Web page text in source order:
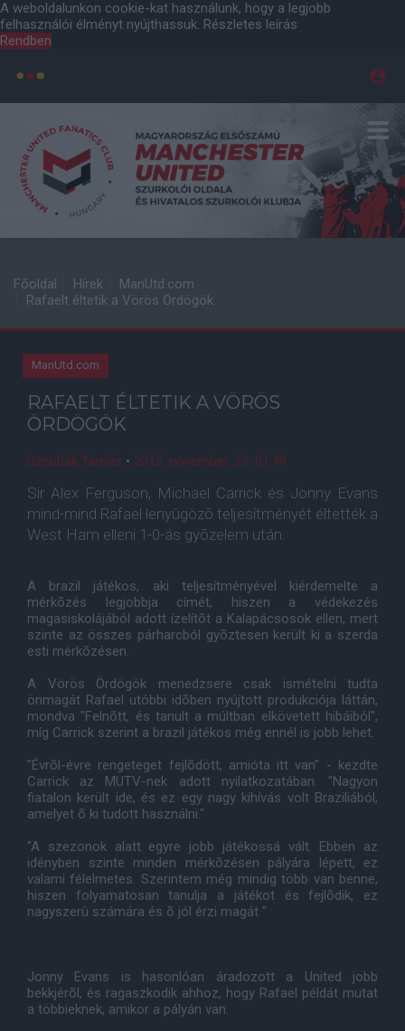
A weboldalunkon cookie-kat használunk, hogy a legjobb
felhasználói élményt nyújthassuk. Részletes leírás
Rendben
Főoldal Hírek
ManUtd.com
Rafaelt éltetik a Vörös Ördögök
ManUtd.com
RAFAELT ÉLTETIK A VÖRÖS
ÖRDÖGÖK
Dzsubák Tamás • 2012. november. 29. 01:49
Sir Alex Ferguson, Michael Carrick és Jonny Evans
mind-mind Rafael lenyûgözõ teljesítményét éltették a
West Ham elleni 1-0-ás gyõzelem után.
A brazil játékos, aki teljesítményével kiérdemelte a
mérkõzés legjobbja címét, hiszen a védekezés
magasiskolájából adott ízelítõt a Kalapácsosok ellen, mert
szinte az összes párharcból gyõztesen került ki a szerda
esti mérkõzésen.
A Vörös Ördögök menedzsere csak ismételni tudta
önmagát Rafael utóbbi idõben nyújtott produkciója láttán,
mondva "Felnõtt, és tanult a múltban elkövetett hibáiból",
míg Carrick szerint a brazil játékos még ennél is jobb lehet.
"Évrõl-évre rengeteget fejlõdött, amióta itt van" - kezdte
Carrick az MUTV-nek adott nyilatkozatában. "Nagyon
fiatalon került ide, és ez egy nagy kihívás volt Braziliából,
amelyet õ ki tudott használni."
"A szezonok alatt egyre jobb játékossá vált. Ebben az
idényben szinte minden mérkõzésen pályára lépett, ez
valami félelmetes. Szerintem még mindig több van benne,
hiszen folyamatosan tanulja a játékot és fejlõdik, ez
nagyszerû számára és õ jól érzi magát "
Jonny Evans is hasonlóan áradozott a United jobb
bekkjérõl, és ragaszkodik ahhoz, hogy Rafael példát mutat
a többieknek, amikor a pályán van.